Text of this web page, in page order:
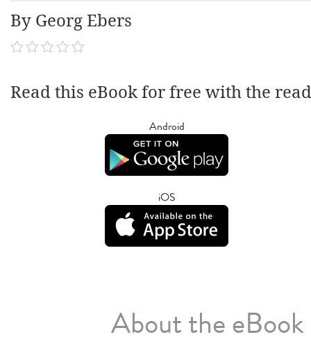
By Georg Ebers
Read this eBook for free with the
Android
iOS
About the eBook